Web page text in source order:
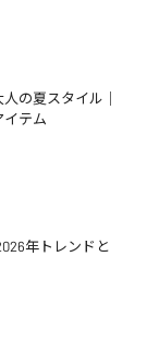
の夏スタイル｜
イテム
年トレンドと